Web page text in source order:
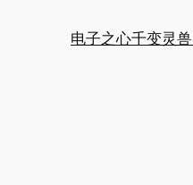
电子之心千变灵兽